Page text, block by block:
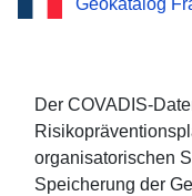
(Gers)
Der COVADIS-
organisatorischen
Speicherung der